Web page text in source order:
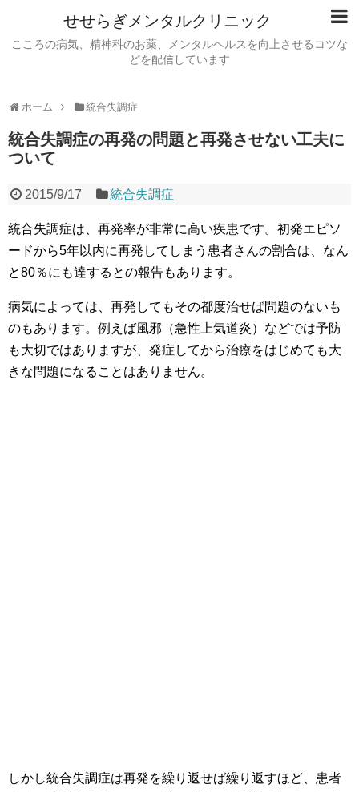
せせらぎメンタルクリニック
こころの病気、精神科のお薬、メンタルヘルスを向上させるコツな
どを配信しています
ホーム 統合失調症
統合失調症の再発の問題と再発させない工夫に
ついて
2015/9/17 統合失調症
統合失調症は、再発率が非常に高い疾患です。初発エピソ
ードから5年以内に再発してしまう患者さんの割合は、なん
と80％にも達するとの報告もあります。
病気によっては、再発してもその都度治せば問題のないも
のもあります。例えば風邪（急性上気道炎）などでは予防
も大切ではありますが、発症してから治療をはじめても大
きな問題になることはありません。
しかし統合失調症は再発を繰り返せば繰り返すほど、患者